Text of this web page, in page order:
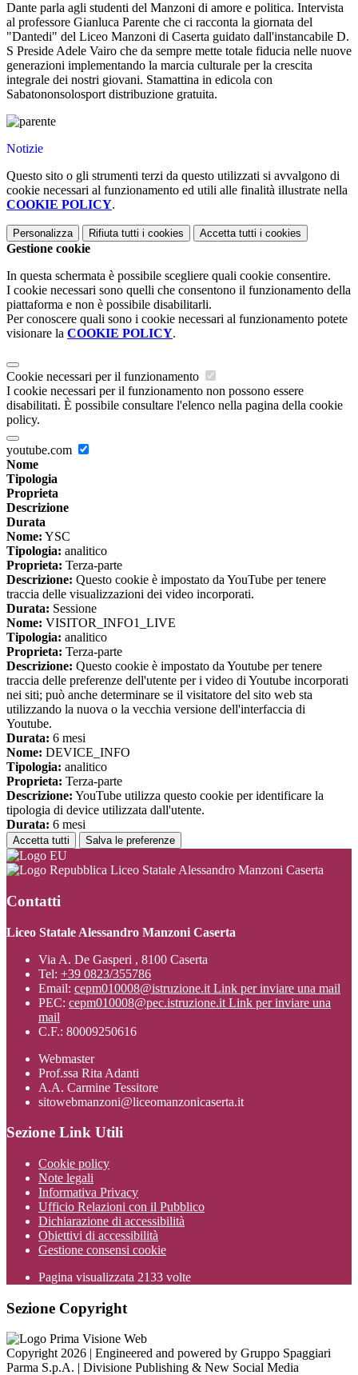
Dante parla agli studenti del Manzoni di amore e politica. Intervista
al professore Gianluca Parente che ci racconta la giornata del
"Dantedi" del Liceo Manzoni di Caserta guidato dall'instancabile D.
S Preside Adele Vairo che da sempre mette totale fiducia nelle nuove
generazioni implementando la marcia culturale per la crescita
integrale dei nostri giovani. Stamattina in edicola con
Sabatononsolosport distribuzione gratuita.
Notizie
Questo sito o gli strumenti terzi da questo utilizzati si avvalgono di
cookie necessari al funzionamento ed utili alle finalità illustrate nella
COOKIE POLICY.
Personalizza Rifiuta tutti i cookies Accetta tutti i cookies
Gestione cookie
In questa schermata è possibile scegliere quali cookie consentire.
I cookie necessari sono quelli che consentono il funzionamento della
piattaforma e non è possibile disabilitarli.
Per conoscere quali sono i cookie necessari al funzionamento potete
visionare la COOKIE POLICY.
Cookie necessari per il funzionamento
I cookie necessari per il funzionamento non possono essere
disabilitati. È possibile consultare l'elenco nella pagina della cookie
policy.
youtube.com
Nome
Tipologia
Proprieta
Descrizione
Durata
Nome: YSC
Tipologia: analitico
Proprieta: Terza-parte
Descrizione: Questo cookie è impostato da YouTube per tenere
traccia delle visualizzazioni dei video incorporati.
Durata: Sessione
Nome: VISITOR_INFO1_LIVE
Tipologia: analitico
Proprieta: Terza-parte
Descrizione: Questo cookie è impostato da Youtube per tenere
traccia delle preferenze dell'utente per i video di Youtube incorporati
nei siti; può anche determinare se il visitatore del sito web sta
utilizzando la nuova o la vecchia versione dell'interfaccia di
Youtube.
Durata: 6 mesi
Nome: DEVICE_INFO
Tipologia: analitico
Proprieta: Terza-parte
Descrizione: YouTube utilizza questo cookie per identificare la
tipologia di device utilizzata dall'utente.
Durata: 6 mesi
Accetta tutti Salva le preferenze
Liceo Statale Alessandro Manzoni Caserta
Contatti
Liceo Statale Alessandro Manzoni Caserta
Via A. De Gasperi , 8100 Caserta
Tel: +39 0823/355786
Email: cepm010008@istruzione.it Link per inviare una mail
PEC: cepm010008@pec.istruzione.it Link per inviare una
mail
C.F.: 80009250616
Webmaster
Prof.ssa Rita Adanti
A.A. Carmine Tessitore
sitowebmanzoni@liceomanzonicaserta.it
Sezione Link Utili
Cookie policy
Note legali
Informativa Privacy
Ufficio Relazioni con il Pubblico
Dichiarazione di accessibilità
Obiettivi di accessibilità
Gestione consensi cookie
Pagina visualizzata 2133 volte
Sezione Copyright
Copyright 2026 | Engineered and powered by Gruppo Spaggiari
Parma S.p.A. | Divisione Publishing & New Social Media